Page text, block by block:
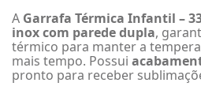
A Garrafa Térmica Infantil –
inox com parede dupla,
térmico para manter a
mais tempo. Possui
pronto para receber